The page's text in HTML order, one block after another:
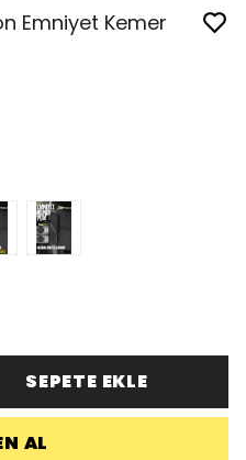
Emniyet Kemer
SEPETE EKLE
AL